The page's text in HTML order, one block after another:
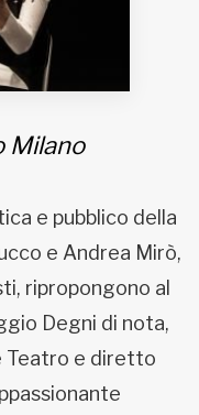
Milano
e pubblico della
e Andrea Mirò,
ripropongono al
Degni di nota,
e diretto